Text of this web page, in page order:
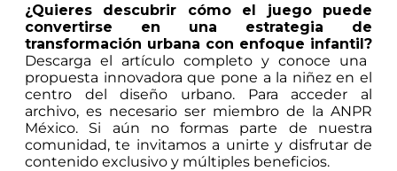
¿Quieres descubrir cómo el juego puede
convertirse en una estrategia de
transformación urbana con enfoque infantil?
Descarga el artículo completo y conoce una
propuesta innovadora que pone a la niñez en el
centro del diseño urbano. Para acceder al
archivo, es necesario ser miembro de la ANPR
México. Si aún no formas parte de nuestra
comunidad, te invitamos a unirte y disfrutar de
contenido exclusivo y múltiples beneficios.